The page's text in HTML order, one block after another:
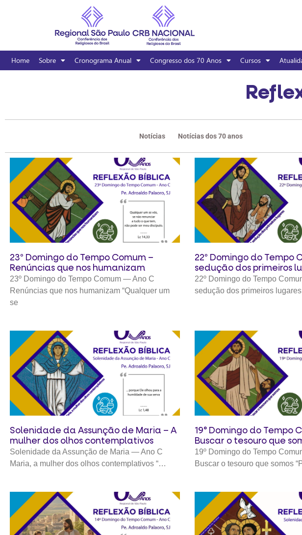
Home Sobre Cronograma Anual Congresso dos 70 Anos Cursos
Notícias Notícias dos 70 anos
23º Domingo do Tempo Comum –
Renúncias que nos humanizam
23º Domingo do Tempo Comum — Ano C
Renúncias que nos humanizam “Qualquer um
se
22º Domingo do Tempo
sedução dos primeiros
22º Domingo do Tempo
sedução dos primeiros
Solenidade da Assunção de Maria – A
mulher dos olhos contemplativos
Solenidade da Assunção de Maria — Ano C
Maria, a mulher dos olhos contemplativos “…
19° Domingo do Tempo
Buscar o tesouro que
19º Domingo do Tempo
Buscar o tesouro que somos